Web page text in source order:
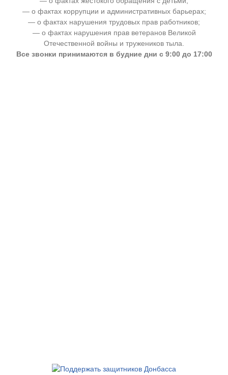
— о фактах коррупции и административных барьерах;
— о фактах нарушения трудовых прав работников;
— о фактах нарушения прав ветеранов Великой
Отечественной войны и тружеников тыла.
Все звонки принимаются в будние дни с 9:00 до 17:00